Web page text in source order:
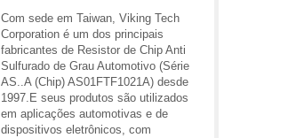
Com sede em Taiwan, Viking Tech
Corporation é um dos principais
fabricantes de Resistor de Chip Anti
Sulfurado de Grau Automotivo (Série
AS..A (Chip) AS01FTF1021A) desde
1997.E seus produtos são utilizados
em aplicações automotivas e de
dispositivos eletrônicos, com